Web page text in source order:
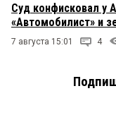
Суд конфисковал у
«Автомобилист» и
7 августа 15:01 4